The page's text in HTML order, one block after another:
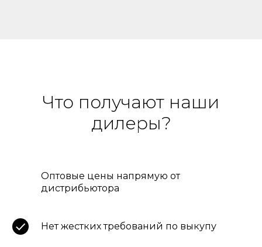
Что получают наши
дилеры?
Оптовые цены напрямую от
дистрибьютора
Нет жестких требований по выкупу